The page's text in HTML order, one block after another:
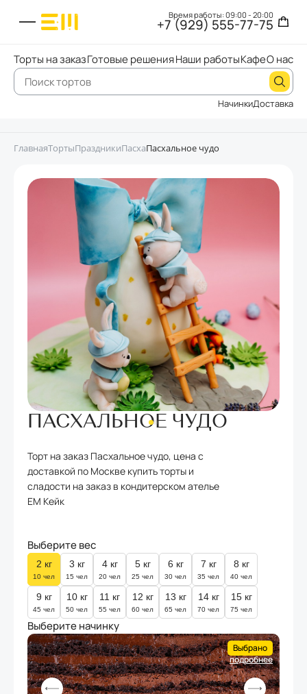
Время работы: 09:00 - 20:00
+7 (929) 555-77-75
Торты на заказГотовые решенияНаши работыКафеО нас
НачинкиДоставка
ГлавнаяТортыПраздникиПасхаПасхальное чудо
ПАСХАЛЬНОЕ ЧУДО
Торт на заказ Пасхальное чудо, цена с
доставкой по Москве купить торты и
сладости на заказ в кондитерском ателье
ЕМ Кейк
Выберите вес
2 кг
10 чел
3 кг
15 чел
4кг
20 чел
5кг
25 чел
6 кг
30 чел
7 кг
35 чел
8 кг
40 чел
9 кг
45 чел
10кг
50 чел
11 кг
55 чел
12 кг
60 чел
13 кг
65 чел
14кг
70 чел
15кг
75 чел
Выберите начинку
Выбрано
подробнее